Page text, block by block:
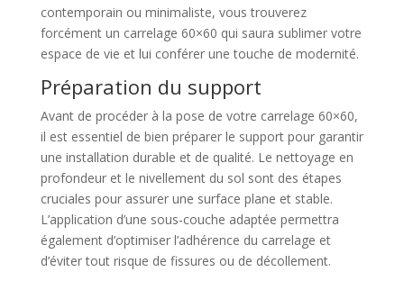
contemporain ou minimaliste, vous trouverez
forcément un carrelage 60×60 qui saura sublimer votre
espace de vie et lui conférer une touche de modernité.
Préparation du support
Avant de procéder à la pose de votre carrelage 60×60,
il est essentiel de bien préparer le support pour garantir
une installation durable et de qualité. Le nettoyage en
profondeur et le nivellement du sol sont des étapes
cruciales pour assurer une surface plane et stable.
L’application d’une sous-couche adaptée permettra
également d’optimiser l’adhérence du carrelage et
d’éviter tout risque de fissures ou de décollement.